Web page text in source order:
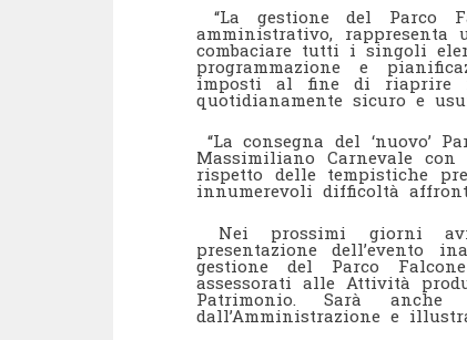
“La gestione del Parco
amministrativo, rappresenta
combaciare tutti i singoli
programmazione e
imposti al fine di riaprire il
quotidianamente sicuro e
“La consegna del
Massimiliano Carnevale
rispetto delle tempistiche
innumerevoli difficoltà
Nei prossimi giorni
presentazione dell’evento
gestione del Parco
assessorati alle Attività
Patrimonio. Sarà anche
dall’Amministrazione e